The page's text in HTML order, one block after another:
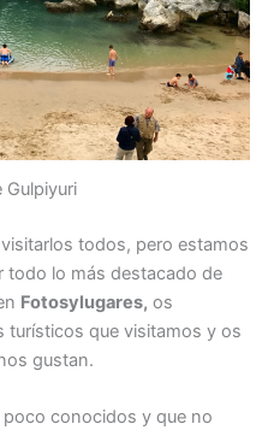
Gulpiyuri
todos, pero estamos
todo lo más destacado de
Fotosylugares, os
turísticos que visitamos y os
gustan.
conocidos y que no